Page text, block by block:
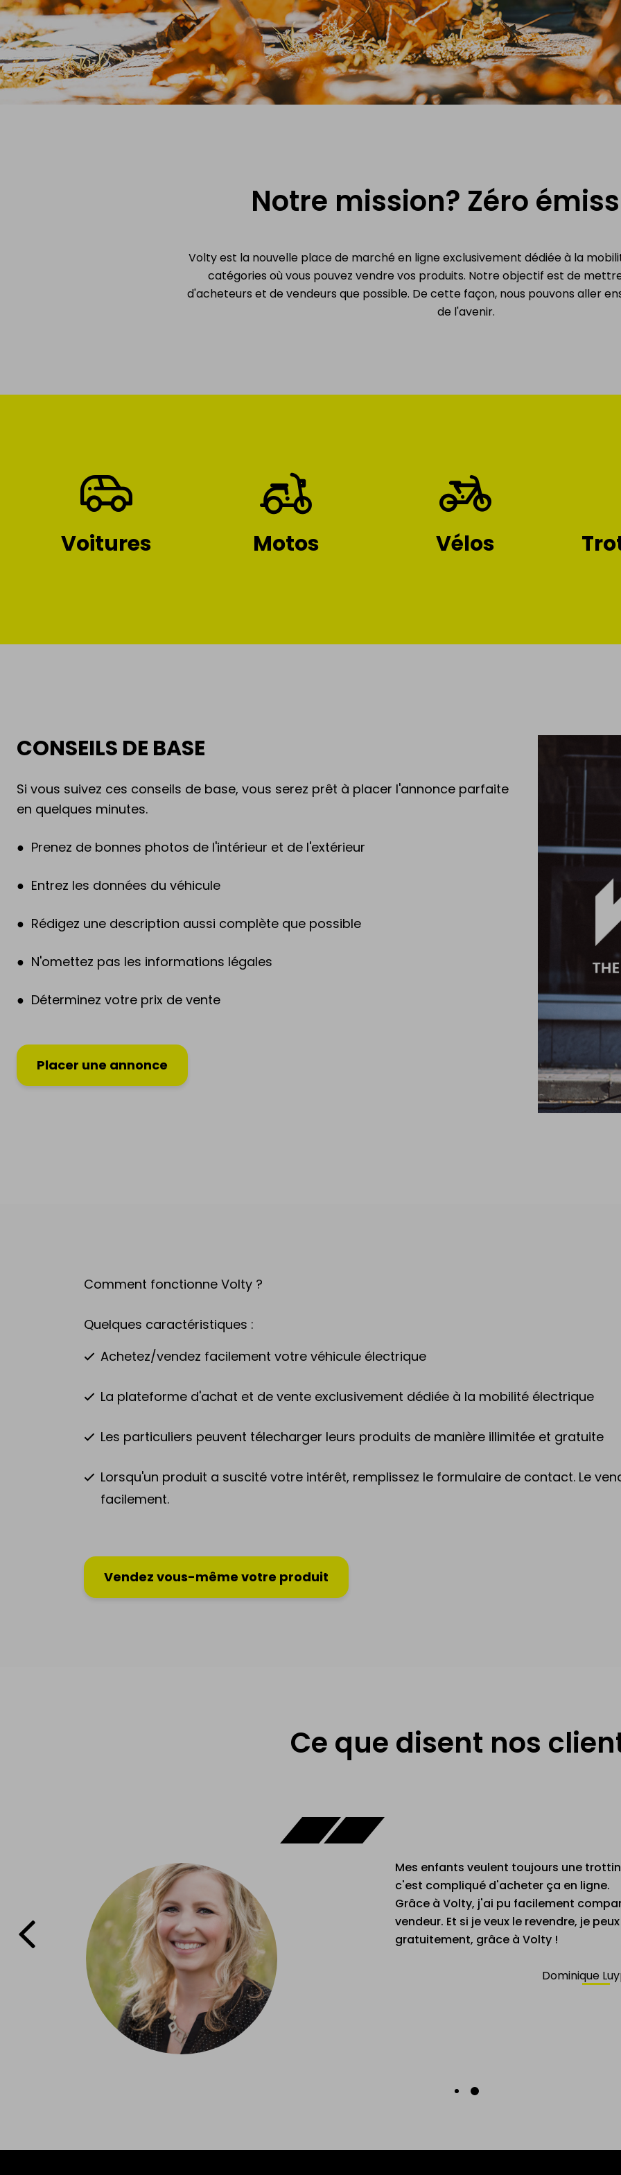
Batteries
Mon Drone & ma
batterie
Vendre
Notre mission? Zéro
Volty est la nouvelle place de marché en ligne exclusivement dédiée à la
catégories où vous pouvez vendre vos produits. Notre objectif est de
d'acheteurs et de vendeurs que possible. De cette façon, nous pouvons aller
de l'avenir.
Voitures Motos Vélos
CONSEILS DE BASE
Si vous suivez ces conseils de base, vous serez prêt à placer l'annonce parfaite
en quelques minutes.
● Prenez de bonnes photos de l'intérieur et de l'extérieur
● Entrez les données du véhicule
● Rédigez une description aussi complète que possible
● N'omettez pas les informations légales
● Déterminez votre prix de vente
Placer une annonce
Comment fonctionne Volty ?
Quelques caractéristiques :
Achetez/vendez facilement votre véhicule électrique
La plateforme d'achat et de vente exclusivement dédiée à la mobilité électrique
Les particuliers peuvent télecharger leurs produits de manière illimitée et gratuite
Lorsqu'un produit a suscité votre intérêt, remplissez le formulaire de contact. Le
facilement.
Vendez vous-même votre produit
Ce que disent nos
J'ai pu acheter mon nouveau vélo
Il est très facile de savoir que si vous
d'électrique, vous pouvez aller chez
de la mobilité du futur.